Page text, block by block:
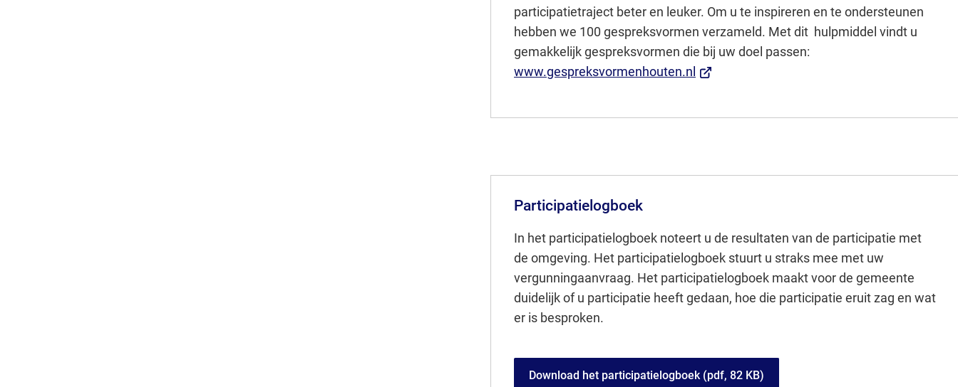
participatietraject beter en leuker. Om u te inspireren en te ondersteunen
hebben we 100 gespreksvormen verzameld. Met dit hulpmiddel vindt u
gemakkelijk gespreksvormen die bij uw doel passen:
www.gespreksvormenhouten.nl (Verwijst
Participatielogboek
In het participatielogboek noteert u de resultaten van de participatie met
de omgeving. Het participatielogboek stuurt u straks mee met uw
vergunningaanvraag. Het participatielogboek maakt voor de gemeente
duidelijk of u participatie heeft gedaan, hoe die participatie eruit zag en wat
er is besproken.
Download het participatielogboek (pdf, 82 KB)